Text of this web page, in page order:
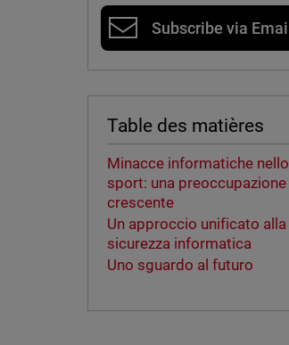
Subscribe via Email
Table des matières
Minacce informatiche nello
sport: una preoccupazione
crescente
Un approccio unificato alla
sicurezza informatica
Uno sguardo al futuro